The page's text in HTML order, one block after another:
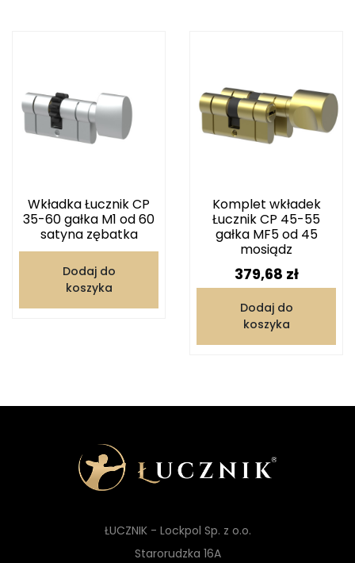
Wkładka Łucznik CP
35-60 gałka M1 od 60
satyna zębatka
Dodaj do
koszyka
Komplet wkładek
Łucznik CP 45-55
gałka MF5 od 45
mosiądz
Cena
379,68 zł
Dodaj do
koszyka
ŁUCZNIK - Lockpol Sp. z o.o.
Starorudzka 16A